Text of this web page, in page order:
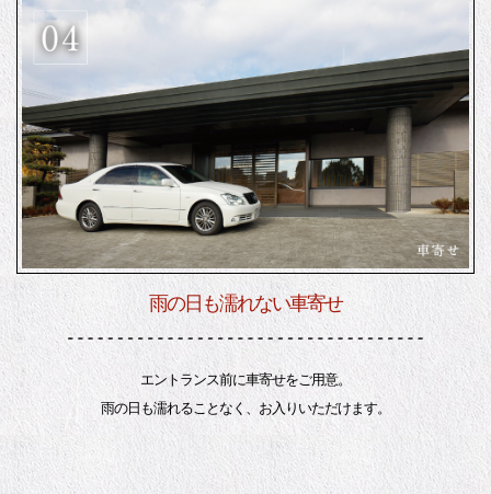
雨の日も濡れない車寄せ
エントランス前に車寄せをご用意。
雨の日も濡れることなく、お入りいただけます。